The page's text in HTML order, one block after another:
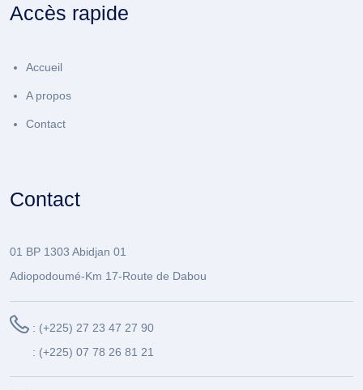
Accès rapide
Accueil
A propos
Contact
Contact
01 BP 1303 Abidjan 01
Adiopodoumé-Km 17-Route de Dabou
: (+225) 27 23 47 27 90
: (+225) 07 78 26 81 21